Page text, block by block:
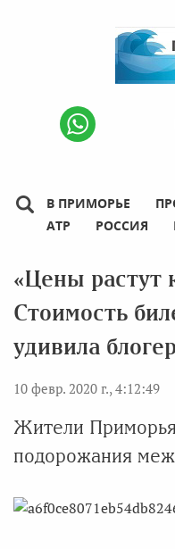
В ПРИМОРЬЕ
АТР
РОССИЯ
«Цены растут
Стоимость
удивила
10 февр. 2020 г., 4:12:49
Жители
подорожания